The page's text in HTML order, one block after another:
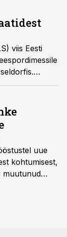
juhataja ja
viis Eesti
uue
kohtumisest,
muutunud